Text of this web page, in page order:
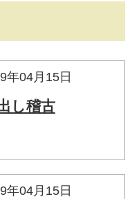
年04月15日
し稽古
年04月15日